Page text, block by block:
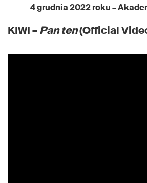
4 grudnia 2022 roku –
KIWI –Pan ten(Official